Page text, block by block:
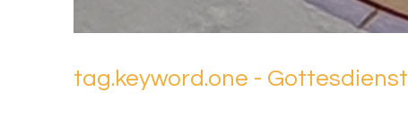
tag.key­word.one - Got­tes­dienst